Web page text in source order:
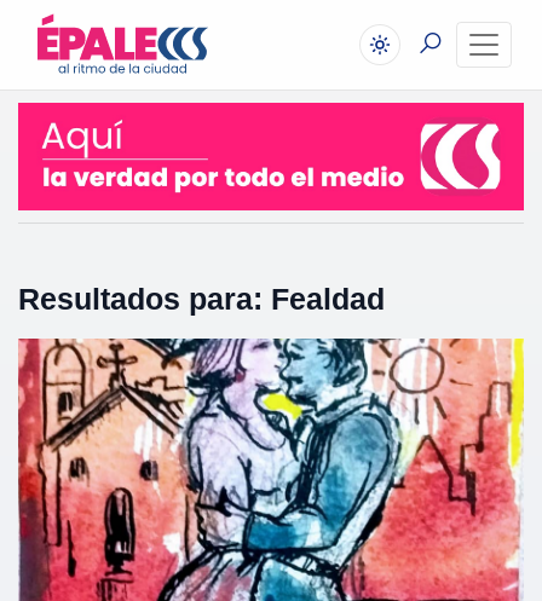
Resultados para: Fealdad